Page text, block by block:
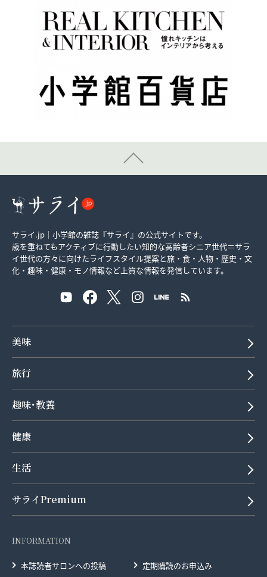
サライ.jp｜小学館の雑誌『サライ』の公式サイトです。
歳を重ねてもアクティブに行動したい知的な高齢者シニア世代＝サラ
イ世代の方々に向けたライフスタイル提案と旅・食・人物・歴史・文
化・趣味・健康・モノ情報など上質な情報を発信しています。
美味
旅行
趣味･教養
健康
生活
サライPremium
INFORMATION
本誌読者サロンへの投稿 定期購読のお申込み